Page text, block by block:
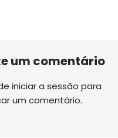
um comentário
iniciar a sessão para
um comentário.